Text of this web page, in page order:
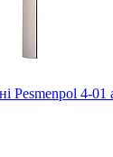
Pesmenpol 4-01